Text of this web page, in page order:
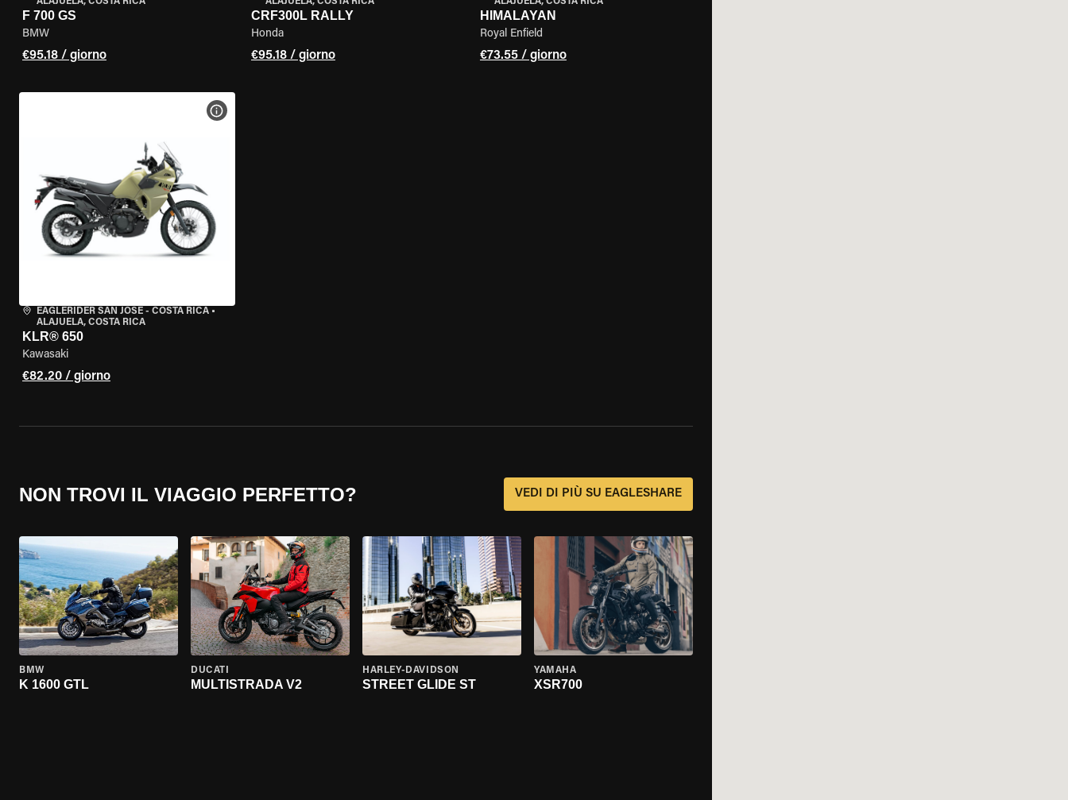
F 700 GS
BMW
€95.18 / giorno
CRF300L RALLY
Honda
€95.18 / giorno
HIMALAYAN
Royal Enfield
€73.55 / giorno
EAGLERIDER SAN JOSE - COSTA RICA •
ALAJUELA, COSTA RICA
KLR® 650
Kawasaki
€82.20 / giorno
VISUALIZZA SPECIFICHE DELLA MOTO
NON TROVI IL VIAGGIO PERFETTO? VEDI DI PIÙ SU EAGLESHARE
BMW
K 1600 GTL
DUCATI
MULTISTRADA V2
HARLEY-DAVIDSON
STREET GLIDE ST
YAMAHA
XSR700